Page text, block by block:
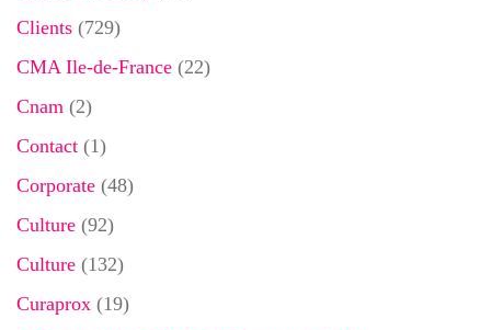
Clients (729)
CMA Ile-de-France (22)
Cnam (2)
Contact (1)
Corporate (48)
Culture (92)
Culture (132)
Curaprox (19)